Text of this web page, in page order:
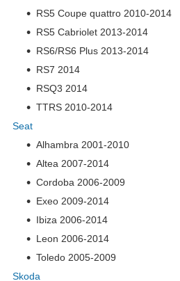
RS5 Coupe quattro 2010-2014
RS5 Cabriolet 2013-2014
RS6/RS6 Plus 2013-2014
RS7 2014
RSQ3 2014
TTRS 2010-2014
Seat
Alhambra 2001-2010
Altea 2007-2014
Cordoba 2006-2009
Exeo 2009-2014
Ibiza 2006-2014
Leon 2006-2014
Toledo 2005-2009
Skoda